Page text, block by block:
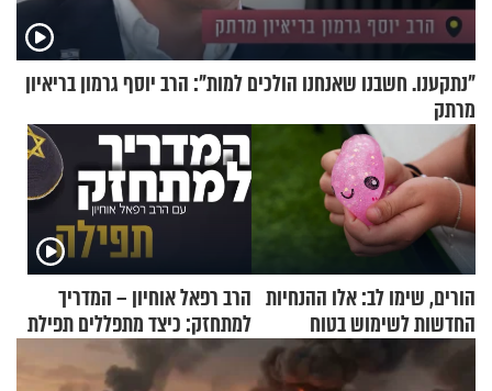
"נתקענו. חשבנו שאנחנו הולכים למות": הרב יוסף גרמון בריאיון
מרתק
הורים, שימו לב: אלו ההנחיות
החדשות לשימוש בטוח
בסקווישי לאחר מקרי אשפוז
הרב רפאל אוחיון – המדריך
למתחזק: כיצד מתפללים תפילת
שמונה עשרה?